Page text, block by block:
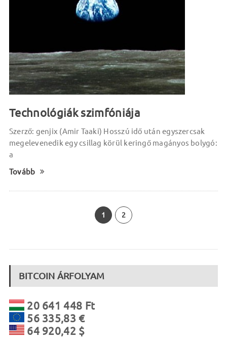
Technológiák szimfóniája
Szerző: genjix (Amir Taaki) Hosszú idő után egyszercsak
megelevenedik egy csillag körül keringő magányos bolygó:
a
Tovább
1 2
BITCOIN ÁRFOLYAM
20 641 448 Ft
56 335,83 €
64 920,42 $